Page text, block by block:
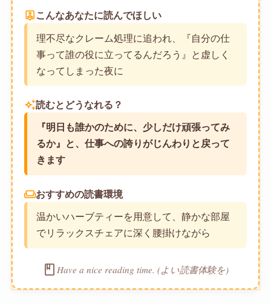
person_pin こんなあなたに読んでほしい
理不尽なクレーム処理に追われ、『自分の仕
事って誰の役に立ってるんだろう』と虚しく
なってしまった夜に
auto_awesome読むとどうなれる？
『明日も誰かのために、少しだけ頑張ってみ
るか』と、仕事への誇りがじんわりと戻って
きます
weekendおすすめの読書環境
温かいハーブティーを用意して、静かな部屋
でリラックスチェアに深く腰掛けながら
book Have a nice reading time. (よい読書体験を)